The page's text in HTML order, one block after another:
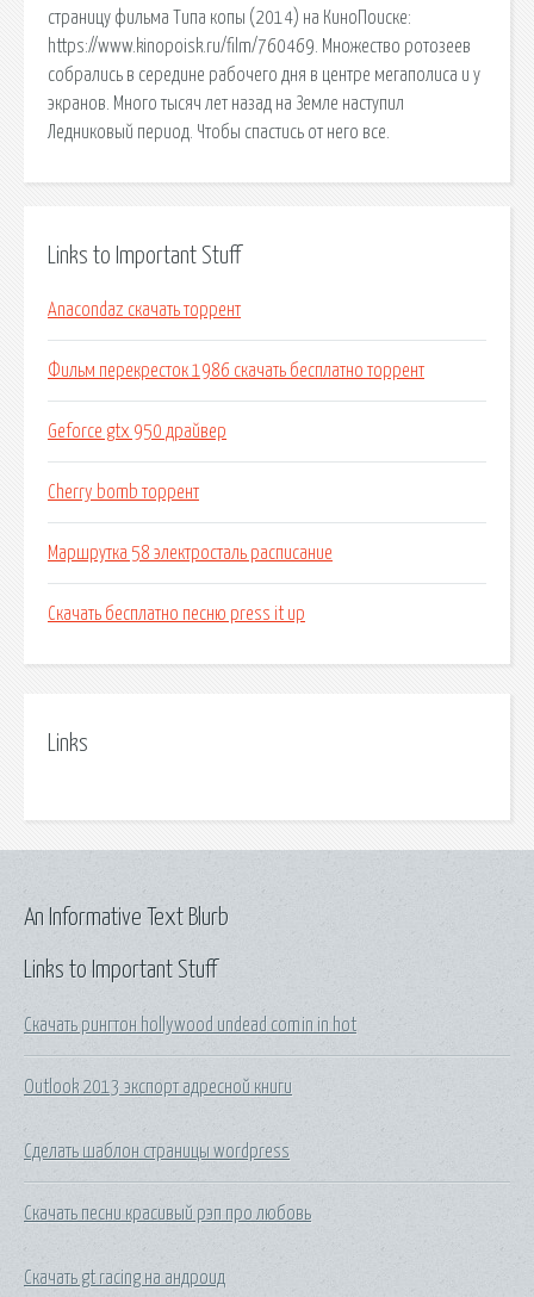
страницу фильма Типа копы (2014) на КиноПоиске:
https://www.kinopoisk.ru/film/760469. Множество ротозеев
собрались в середине рабочего дня в центре мегаполиса и у
экранов. Много тысяч лет назад на Земле наступил
Ледниковый период. Чтобы спастись от него все.
Links to Important Stuff
Anacondaz скачать торрент
Фильм перекресток 1986 скачать бесплатно торрент
Geforce gtx 950 драйвер
Cherry bomb торрент
Маршрутка 58 электросталь расписание
Скачать бесплатно песню press it up
Links
Links to Important Stuff
Скачать рингтон hollywood undead comin in hot
Outlook 2013 экспорт адресной книги
Сделать шаблон страницы wordpress
Скачать песни красивый рэп про любовь
Скачать gt racing на андроид
An Informative Text Blurb